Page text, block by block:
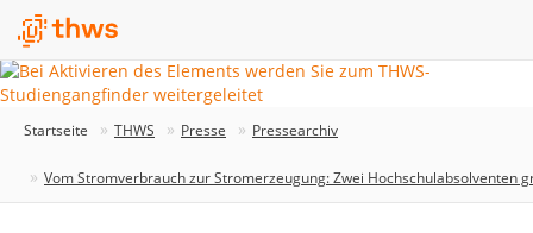
Startseite THWS Presse Pressearchiv
Vom Stromverbrauch zur Stromerzeugung: Zwei Hochschulabsolventen